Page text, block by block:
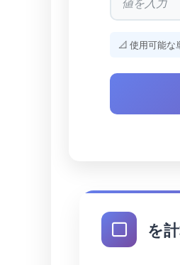
📐 使用可能な
を